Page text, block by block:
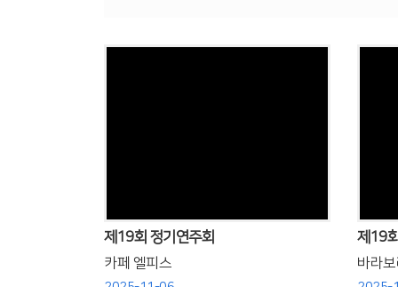
제19회 정기연주회
카페 엘피스
제19
바라